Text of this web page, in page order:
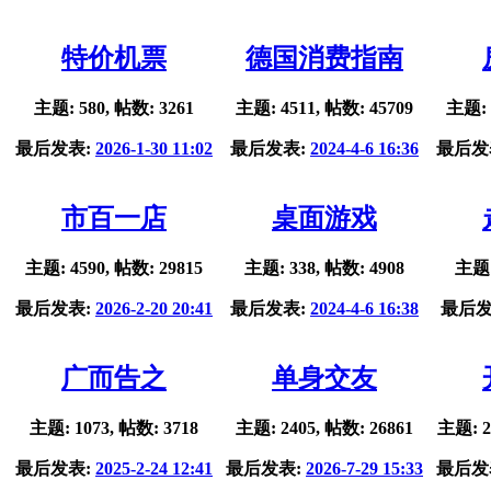
特价机票
主题: 580, 帖数: 3261
最后发表: 2026-1-30 11:02
德国消费指南
主题: 4511, 帖数: 45709
最后发表: 2024-4-6 16:36
主题:
最后
市百一店
主题: 4590, 帖数: 29815
最后发表: 2026-2-20 20:41
桌面游戏
主题: 338, 帖数: 4908
最后发表: 2024-4-6 16:38
主
最后
广而告之
主题: 1073, 帖数: 3718
最后发表: 2025-2-24 12:41
单身交友
主题: 2405, 帖数: 26861
最后发表: 2026-7-29 15:33
主题:
最后